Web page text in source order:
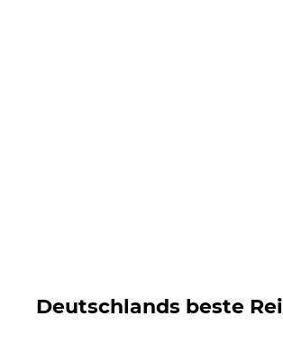
Deutschlands beste